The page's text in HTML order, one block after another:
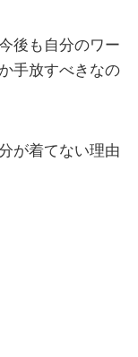
後も自分のワー
手放すべきなの
が着てない理由